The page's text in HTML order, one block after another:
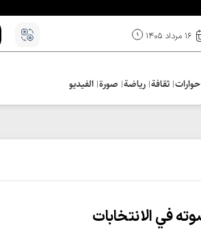
۱۶ مرداد ۱۴۰۵
حوارات ثقافة رياضة صورة الفيديو
في الانتخابات